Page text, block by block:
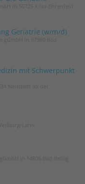
Geriatrie (w/m/d)
mit Schwerpunkt